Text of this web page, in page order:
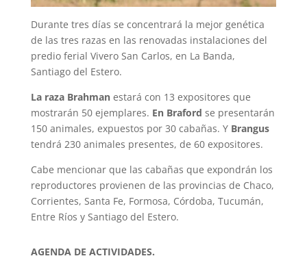
Durante tres días se concentrará la mejor genética
de las tres razas en las renovadas instalaciones del
predio ferial Vivero San Carlos, en La Banda,
Santiago del Estero.
La raza Brahmanestará con 13 expositores que
mostrarán 50 ejemplares. En Braford se presentarán
150 animales, expuestos por 30 cabañas. Y Brangus
tendrá 230 animales presentes, de 60 expositores.
Cabe mencionar que las cabañas que expondrán los
reproductores provienen de las provincias de Chaco,
Corrientes, Santa Fe, Formosa, Córdoba, Tucumán,
Entre Ríos y Santiago del Estero.
AGENDA DE ACTIVIDADES.